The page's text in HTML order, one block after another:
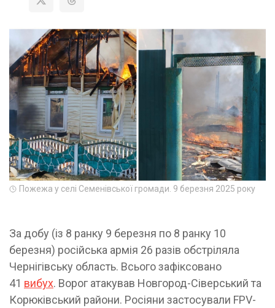
Пожежа у селі Семенівської громади. 9 березня 2025 року
За добу (із 8 ранку 9 березня по 8 ранку 10
березня) російська армія 26 разів обстріляла
Чернігівську область. Всього зафіксовано
41 вибух. Ворог атакував Новгород-Сіверський та
Корюківський райони. Росіяни застосували FPV-